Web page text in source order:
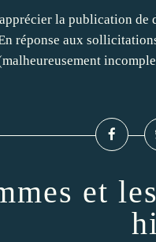
la publication de
réponse aux
et